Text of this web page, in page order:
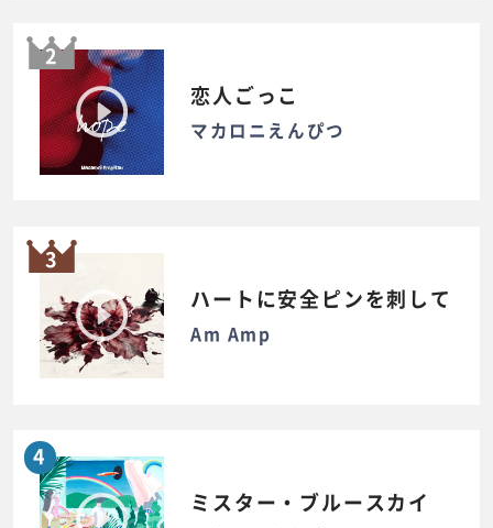
2
恋人ごっこ
マカロニえんぴつ
3
ハートに安全ピンを刺して
Am Amp
4
ミスター・ブルースカイ